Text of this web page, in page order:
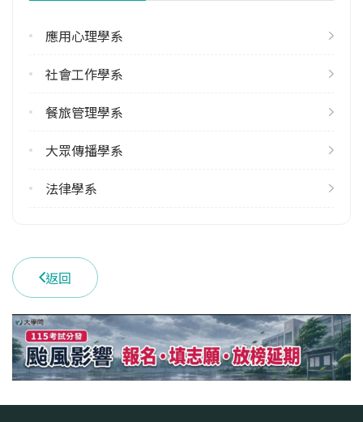
學校電話
新竹市香山區東香里玄奘路48號
應用心理學系
社會工作學系
餐旅管理學系
大眾傳播學系
法律學系
返回